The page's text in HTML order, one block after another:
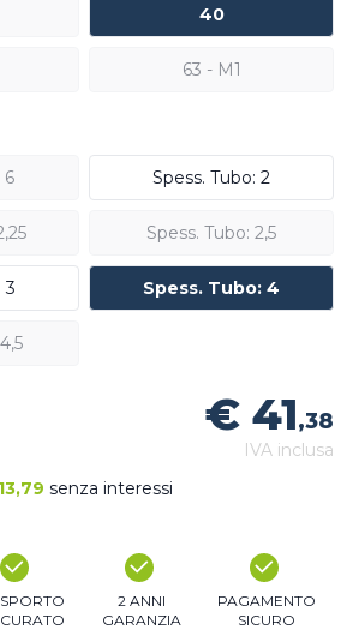
40
63 - M1
6 Spess. Tubo: 2
Spess. Tubo: 2,5
3 Spess. Tubo: 4
€ 41,38
IVA inclusa
13,79 senza interessi
2 ANNI
GARANZIA
PAGAMENTO
SICURO